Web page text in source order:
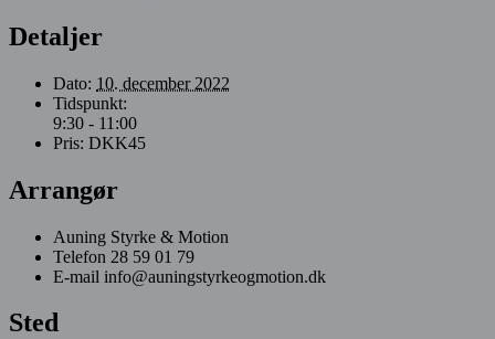
Detaljer
Dato: 10. december 2022
Tidspunkt:
9:30 - 11:00
Pris: DKK45
Arrangør
Auning Styrke & Motion
Telefon 28 59 01 79
E-mail info@auningstyrkeogmotion.dk
Sted